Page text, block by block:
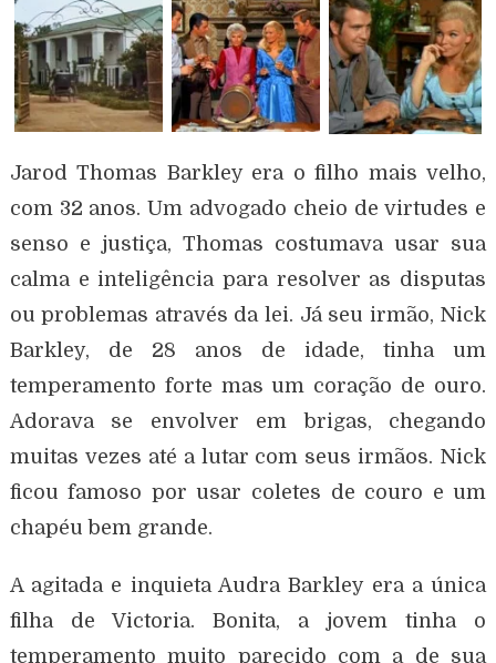
Jarod Thomas Barkley era o filho mais velho,
com 32 anos. Um advogado cheio de virtudes e
senso e justiça, Thomas costumava usar sua
calma e inteligência para resolver as disputas
ou problemas através da lei. Já seu irmão, Nick
Barkley, de 28 anos de idade, tinha um
temperamento forte mas um coração de ouro.
Adorava se envolver em brigas, chegando
muitas vezes até a lutar com seus irmãos. Nick
ficou famoso por usar coletes de couro e um
chapéu bem grande.
A agitada e inquieta Audra Barkley era a única
filha de Victoria. Bonita, a jovem tinha o
temperamento muito parecido com a de sua